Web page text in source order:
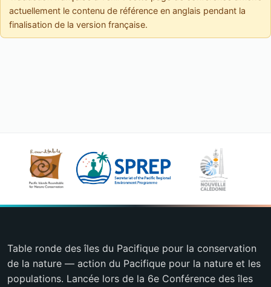
actuellement le contenu de référence en anglais pendant la
finalisation de la version française.
Table ronde des îles du Pacifique pour la conservation
de la nature — action du Pacifique pour la nature et les
populations. Lancée lors de la 6e Conférence des îles